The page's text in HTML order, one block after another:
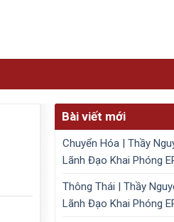
Bài viết mới
Chuyển Hóa | Thầy
Lãnh Đạo Khai Phóng
Thông Thái | Thầy
Lãnh Đạo Khai Phóng